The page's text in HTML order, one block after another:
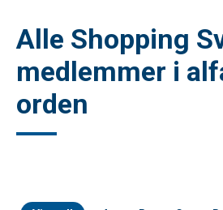
Alle Shopping
medlemmer i
orden